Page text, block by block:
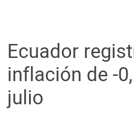
Sociedad
Trending
Ecuador
inflación de -
julio